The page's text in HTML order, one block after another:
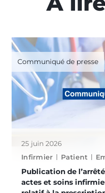
Communiqué de presse
25 juin 2026
Infirmier
Patient
Publication de
actes et soins